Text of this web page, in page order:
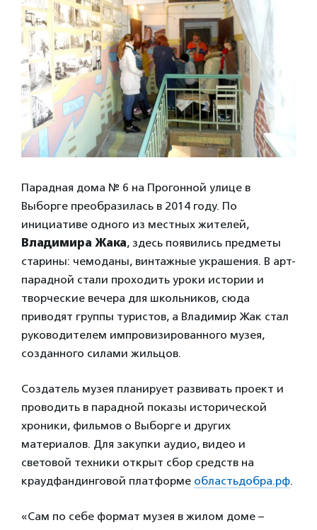
Парадная дома № 6 на Прогонной улице в
Выборге преобразилась в 2014 году. По
инициативе одного из местных жителей,
Владимира Жака, здесь появились предметы
старины: чемоданы, винтажные украшения. В арт-
парадной стали проходить уроки истории и
творческие вечера для школьников, сюда
приводят группы туристов, а Владимир Жак стал
руководителем импровизированного музея,
созданного силами жильцов.
Создатель музея планирует развивать проект и
проводить в парадной показы исторической
хроники, фильмов о Выборге и других
материалов. Для закупки аудио, видео и
световой техники открыт сбор средств на
краудфандинговой платформе областьдобра.рф.
«Сам по себе формат музея в жилом доме –